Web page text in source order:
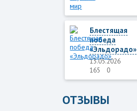
Блестящая
победа
«Эльдорадо»
13.05.2026
165
0
ОТЗЫВЫ